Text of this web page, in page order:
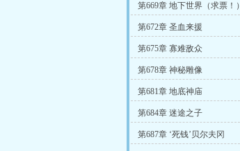
第669章 地下世界（求票！）
第672章 圣血来援
第675章 寡难敌众
第678章 神秘雕像
第681章 地底神庙
第684章 迷途之子
第687章 ‘死钱’贝尔夫冈